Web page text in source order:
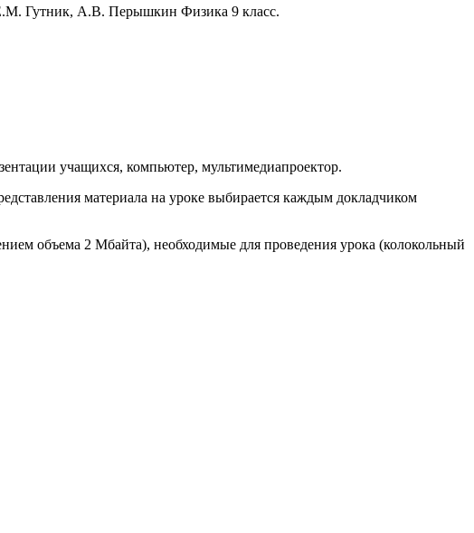
Е.М. Гутник, А.В. Перышкин Физика 9 класс.
учащихся, компьютер, мультимедиапроектор.
материала на уроке выбирается каждым докладчиком
объема 2 Мбайта), необходимые для проведения урока (колокольный